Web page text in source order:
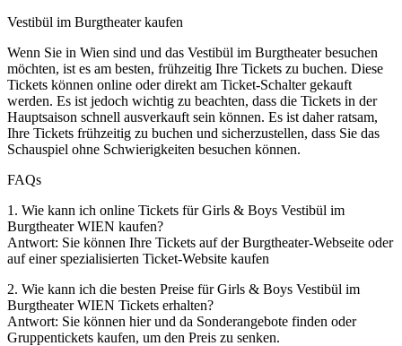
Vestibül im Burgtheater kaufen
Wenn Sie in Wien sind und das Vestibül im Burgtheater besuchen
möchten, ist es am besten, frühzeitig Ihre Tickets zu buchen. Diese
Tickets können online oder direkt am Ticket-Schalter gekauft
werden. Es ist jedoch wichtig zu beachten, dass die Tickets in der
Hauptsaison schnell ausverkauft sein können. Es ist daher ratsam,
Ihre Tickets frühzeitig zu buchen und sicherzustellen, dass Sie das
Schauspiel ohne Schwierigkeiten besuchen können.
FAQs
1. Wie kann ich online Tickets für Girls & Boys Vestibül im
Burgtheater WIEN kaufen?
Antwort: Sie können Ihre Tickets auf der Burgtheater-Webseite oder
auf einer spezialisierten Ticket-Website kaufen
2. Wie kann ich die besten Preise für Girls & Boys Vestibül im
Burgtheater WIEN Tickets erhalten?
Antwort: Sie können hier und da Sonderangebote finden oder
Gruppentickets kaufen, um den Preis zu senken.